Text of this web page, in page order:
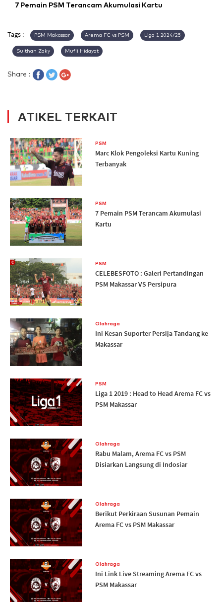
7 Pemain PSM Terancam Akumulasi Kartu
Tags : PSM Makassar Arema FC vs PSM Liga 1 2024/25
Sulthan Zaky Mufli Hidayat
Share :
ATIKEL TERKAIT
PSM
Marc Klok Pengoleksi Kartu Kuning
Terbanyak
PSM
7 Pemain PSM Terancam Akumulasi
Kartu
PSM
CELEBESFOTO : Galeri Pertandingan
PSM Makassar VS Persipura
Olahraga
Ini Kesan Suporter Persija Tandang ke
Makassar
PSM
Liga 1 2019 : Head to Head Arema FC vs
PSM Makassar
Olahraga
Rabu Malam, Arema FC vs PSM
Disiarkan Langsung di Indosiar
Olahraga
Berikut Perkiraan Susunan Pemain
Arema FC vs PSM Makassar
Olahraga
Ini Link Live Streaming Arema FC vs
PSM Makassar